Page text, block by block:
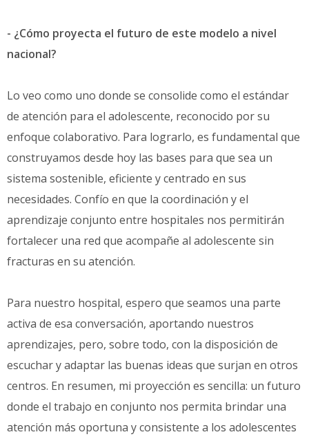
- ¿Cómo proyecta el futuro de este modelo a nivel
nacional?
Lo veo como uno donde se consolide como el estándar
de atención para el adolescente, reconocido por su
enfoque colaborativo. Para lograrlo, es fundamental que
construyamos desde hoy las bases para que sea un
sistema sostenible, eficiente y centrado en sus
necesidades. Confío en que la coordinación y el
aprendizaje conjunto entre hospitales nos permitirán
fortalecer una red que acompañe al adolescente sin
fracturas en su atención.
Para nuestro hospital, espero que seamos una parte
activa de esa conversación, aportando nuestros
aprendizajes, pero, sobre todo, con la disposición de
escuchar y adaptar las buenas ideas que surjan en otros
centros. En resumen, mi proyección es sencilla: un futuro
donde el trabajo en conjunto nos permita brindar una
atención más oportuna y consistente a los adolescentes